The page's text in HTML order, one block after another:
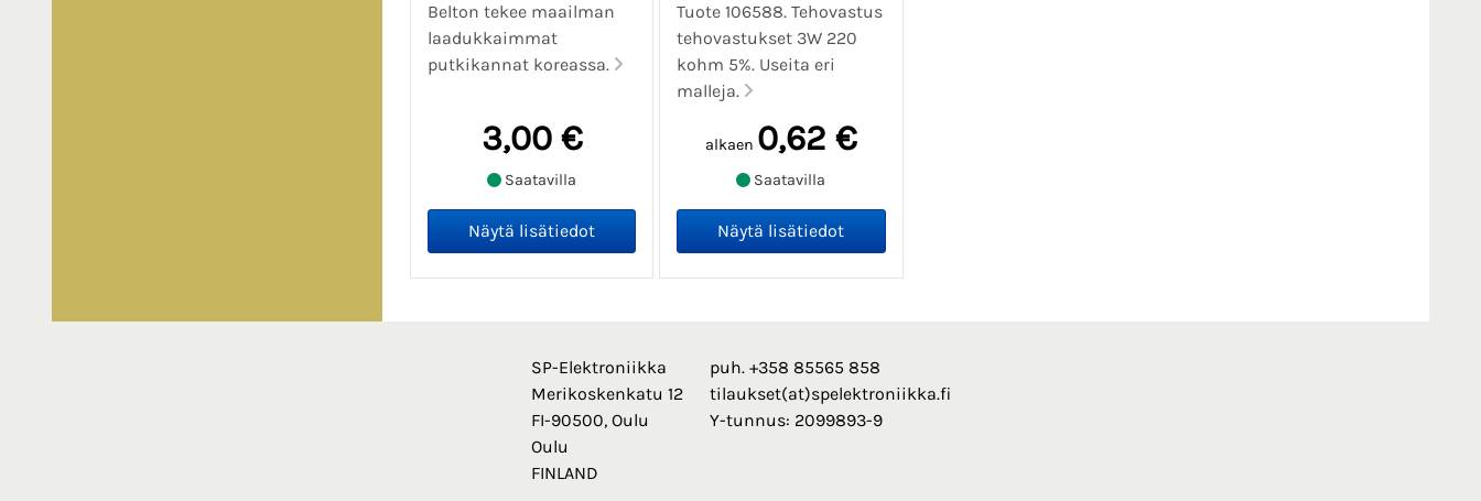
Belton tekee maailman
laadukkaimmat
putkikannat koreassa.
3,00 €
Saatavilla
Tuote 106588. Tehovastus
tehovastukset 3W 220
kohm 5%. Useita eri
malleja.
alkaen 0,62 €
Saatavilla
SP-Elektroniikka
Merikoskenkatu 12
FI-90500, Oulu
Oulu
FINLAND
puh. +358 85565 858
tilaukset(at)spelektroniikka.fi
Y-tunnus: 2099893-9